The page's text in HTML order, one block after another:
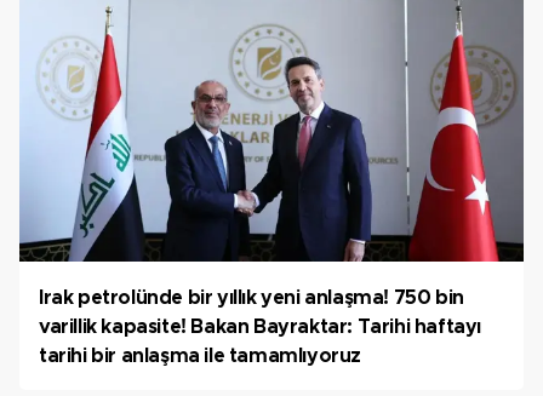
Irak petrolünde bir yıllık yeni anlaşma! 750 bin
varillik kapasite! Bakan Bayraktar: Tarihi haftayı
tarihi bir anlaşma ile tamamlıyoruz